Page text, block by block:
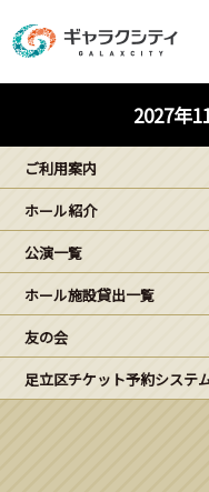
施設案内
ギャラクシティとは
こどもみーてぃんぐ
Gがくえん
ブランドからのお知らせ
2027年
ご利用案内
ホール紹介
公演一覧
ホール施設貸出一覧
友の会
足立区チケット予約システ